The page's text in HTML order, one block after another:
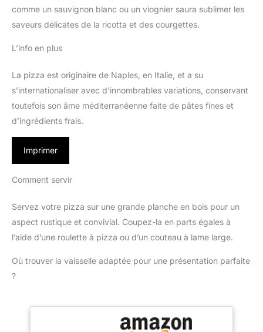
comme un sauvignon blanc ou un viognier saura sublimer les
saveurs délicates de la ricotta et des courgettes.
L’info en plus
La pizza est originaire de Naples, en Italie, et a su
s’internationaliser avec d’innombrables variations, conservant
toutefois son âme méditerranéenne faite de pâtes fines et
d’ingrédients frais.
Imprimer
Comment servir
Servez votre pizza sur une grande planche en bois pour un
aspect rustique et convivial. Coupez-la en parts égales à
l’aide d’une roulette à pizza ou d’un couteau à lame large.
Où trouver la vaisselle adaptée pour une présentation parfaite
?